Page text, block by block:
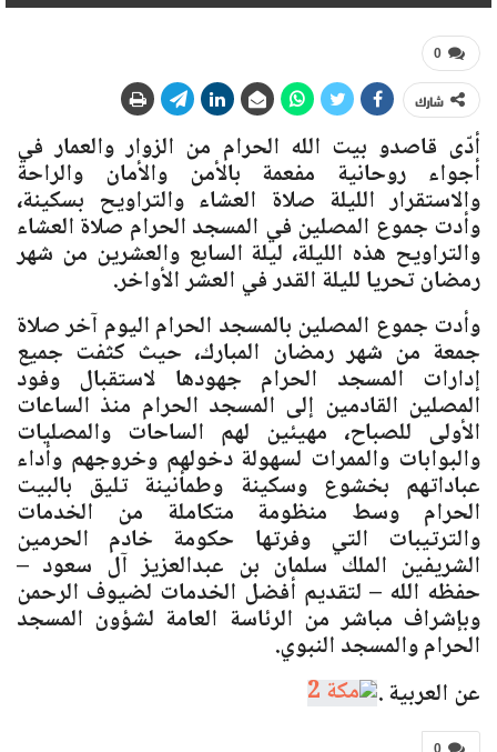
0
شارك
أدّى قاصدو بيت الله الحرام من الزوار والعمار في
أجواء روحانية مفعمة بالأمن والأمان والراحة
والاستقرار الليلة صلاة العشاء والتراويح بسكينة،
وأدت جموع المصلين في المسجد الحرام صلاة العشاء
والتراويح هذه الليلة، ليلة السابع والعشرين من شهر
رمضان تحريا لليلة القدر في العشر الأواخر.
وأدت جموع المصلين بالمسجد الحرام اليوم آخر صلاة
جمعة من شهر رمضان المبارك، حيث كثفت جميع
إدارات المسجد الحرام جهودها لاستقبال وفود
المصلين القادمين إلى المسجد الحرام منذ الساعات
الأولى للصباح، مهيئين لهم الساحات والمصليات
والبوابات والممرات لسهولة دخولهم وخروجهم وأداء
عباداتهم بخشوع وسكينة وطمأنينة تليق بالبيت
الحرام وسط منظومة متكاملة من الخدمات
والترتيبات التي وفرتها حكومة خادم الحرمين
الشريفين الملك سلمان بن عبدالعزيز آل سعود –
حفظه الله – لتقديم أفضل الخدمات لضيوف الرحمن
وبإشراف مباشر من الرئاسة العامة لشؤون المسجد
الحرام والمسجد النبوي.
عن العربية .
0